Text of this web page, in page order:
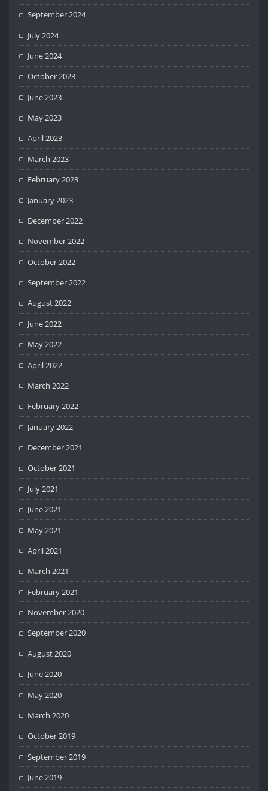
September 2024
July 2024
June 2024
October 2023
June 2023
May 2023
April 2023
March 2023
February 2023
January 2023
December 2022
November 2022
October 2022
September 2022
August 2022
June 2022
May 2022
April 2022
March 2022
February 2022
January 2022
December 2021
October 2021
July 2021
June 2021
May 2021
April 2021
March 2021
February 2021
November 2020
September 2020
August 2020
June 2020
May 2020
March 2020
October 2019
September 2019
June 2019